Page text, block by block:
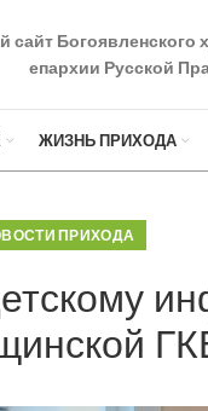
Богоявленского
епархии Русской
ЖИЗНЬ ПРИХОДА
ПРИХОДА